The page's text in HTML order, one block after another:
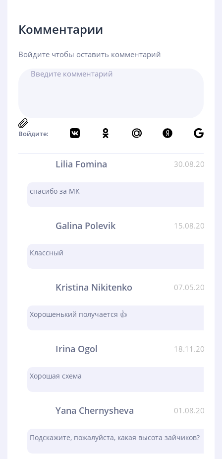
Комментарии
Войдите чтобы оставить комментарий
Войдите:
Lilia Fomina 30.08.2024
спасибо за МК
Galina Polevik 15.08.2024
Классный
Kristina Nikitenko 07.05.2024
Хорошенький получается 👍
Irina Ogol 18.11.2023
Хорошая схема
Yana Chernysheva 01.08.2023
Подскажите, пожалуйста, какая высота зайчиков?